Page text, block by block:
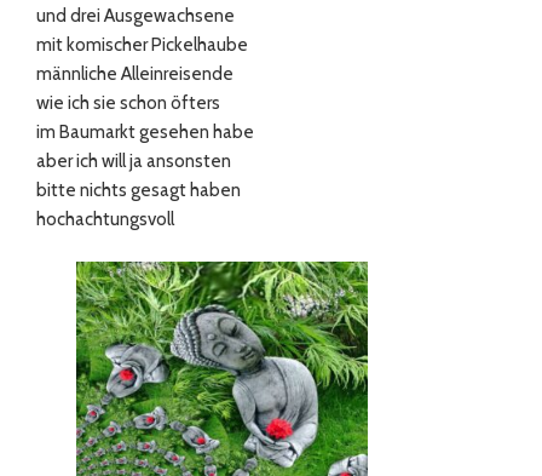
und drei Ausgewachsene
mit komischer Pickelhaube
männliche Alleinreisende
wie ich sie schon öfters
im Baumarkt gesehen habe
aber ich will ja ansonsten
bitte nichts gesagt haben
hochachtungsvoll